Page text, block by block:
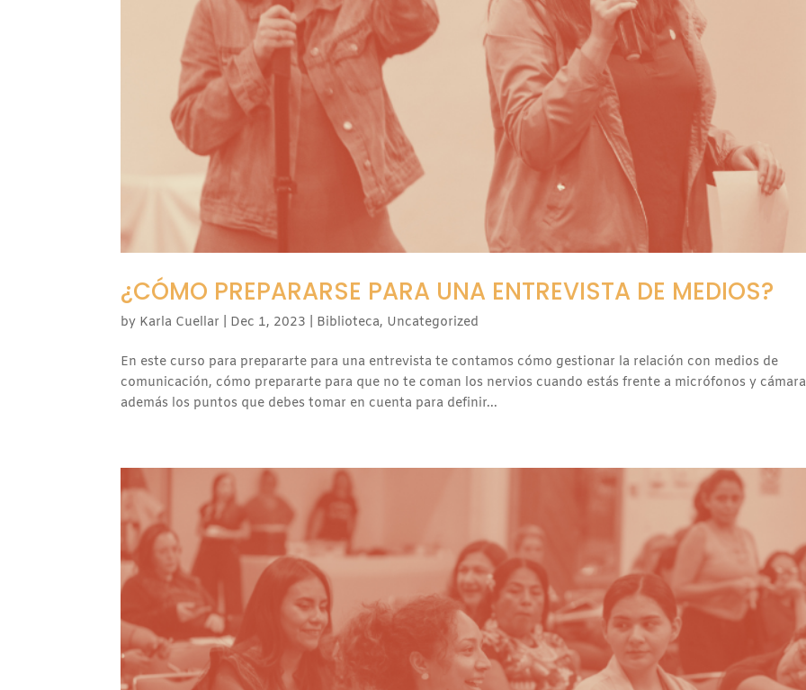
¿CÓMO PREPARARSE PARA UNA ENTREVISTA DE MEDIOS?
by Karla Cuellar Dec 1, 2023 Biblioteca, Uncategorized
En este curso para prepararte para una entrevista te contamos cómo gestionar la relación con medios de
comunicación, cómo prepararte para que no te coman los nervios cuando estás frente a micrófonos y
además los puntos que debes tomar en cuenta para definir...